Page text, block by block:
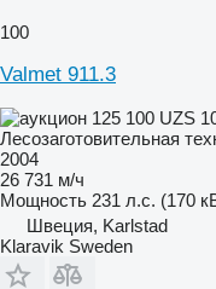
100
Valmet 911.3
125 100 UZS
Лесозаготовительная
2004
26 731 м/ч
Мощность 231 л.с. (170
Швеция, Karlstad
Klaravik Sweden